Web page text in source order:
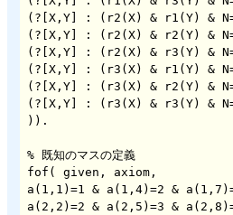
(?[X,Y] : (r2(X) & r1(Y) &
(?[X,Y] : (r2(X) & r2(Y) &
(?[X,Y] : (r2(X) & r3(Y) &
(?[X,Y] : (r3(X) & r1(Y) &
(?[X,Y] : (r3(X) & r2(Y) &
(?[X,Y] : (r3(X) & r3(Y) &
)).
% 既知のマスの定義
fof( given, axiom,
a(1,1)=1 & a(1,4)=2 &
a(2,2)=2 & a(2,5)=3 &